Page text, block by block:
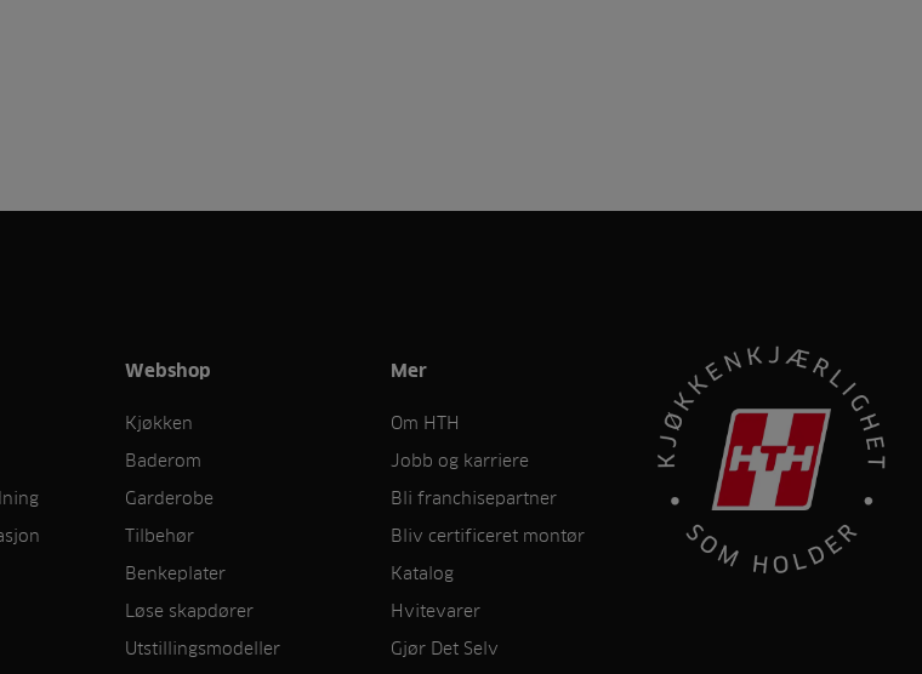
Webshop
Kjøkken
Baderom
Garderobe
Tilbehør
Benkeplater
Løse skapdører
Utstillingsmodeller
Mer
Om HTH
Jobb og karriere
Bli franchisepartner
Bliv certificeret montør
Katalog
Hvitevarer
Gjør Det Selv